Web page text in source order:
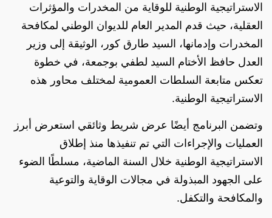
الاستراتيجية الوطنية للوقاية من المخدرات والمؤثرات
العقلية، حيث قدم المدير العام للديوان الوطني لمكافحة
المخدرات وإدمانها، السيد طارق كور، الوثيقة إلى وزير
العدل حافظ الأختام السيد لطفي بوجمعة، في خطوة
تعكس متابعة السلطات العمومية لمختلف محاور هذه
الاستراتيجية الوطنية.
وتضمن البرنامج أيضًا عرض شريط وثائقي استعرض أبرز
العمليات والإجراءات التي تم تنفيذها منذ إطلاق
الاستراتيجية الوطنية خلال السنة الماضية، مسلطًا الضوء
على الجهود المبذولة في مجالات الوقاية والتوعية
والمكافحة والتكفل.